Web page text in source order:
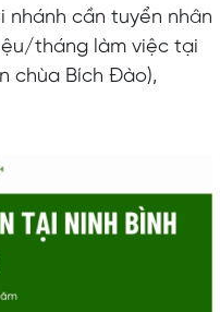
nhánh cần tuyển nhân
tháng làm việc tại
chùa Bích Đào),